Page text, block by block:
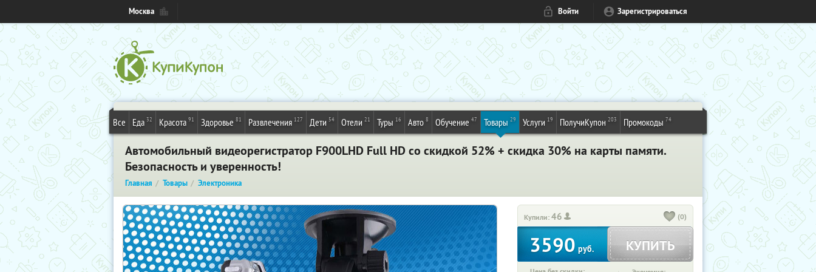
Москва Войти Зарегистрироваться
Все Еда 32 Красота 91 Здоровье 81 Развлечения 127 Дети 54 Отели 21 Туры 16 Авто 8 Обучение 47 Товары 29 Услуги 19 ПолучиКупон 203 Промокоды 74
Автомобильный видеорегистратор F900LHD Full HD со скидкой 52% + скидка 30% на карты памяти.
Безопасность и уверенность!
Главная Товары Электроника
Купили:46 (0)
3590руб. КУПИТЬ